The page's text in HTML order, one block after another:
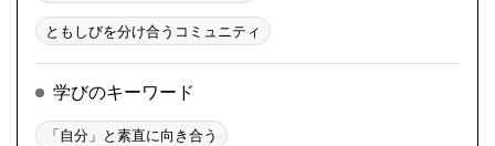
ともしびを分け合うコミュニティ
学びのキーワード
「自分」と素直に向き合う